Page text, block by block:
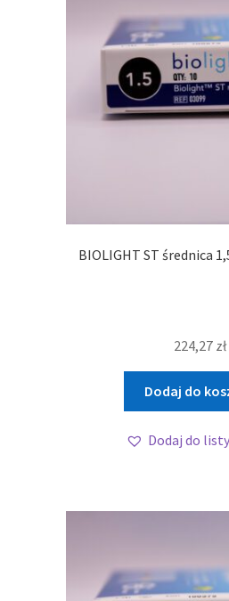
BIOLIGHT ST średnica
224,27 zł
Dodaj do
Dodaj do